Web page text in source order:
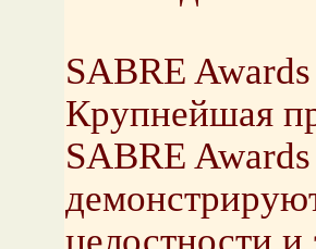
SABRE Awards
Крупнейшая
SABRE
целостности